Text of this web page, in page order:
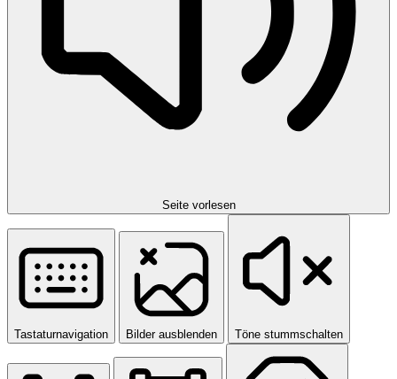
Seite vorlesen
Tastaturnavigation Bilder ausblenden Töne stummschalten